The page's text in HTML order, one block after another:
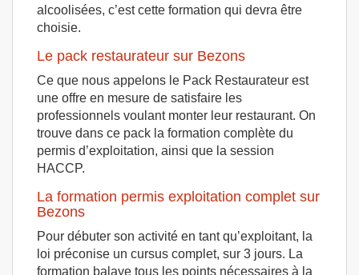
alcoolisées, c’est cette formation qui devra être
choisie.
Le pack restaurateur sur Bezons
Ce que nous appelons le Pack Restaurateur est
une offre en mesure de satisfaire les
professionnels voulant monter leur restaurant. On
trouve dans ce pack la formation complète du
permis d’exploitation, ainsi que la session
HACCP.
La formation permis exploitation complet sur
Bezons
Pour débuter son activité en tant qu’exploitant, la
loi préconise un cursus complet, sur 3 jours. La
formation balaye tous les points nécessaires à la